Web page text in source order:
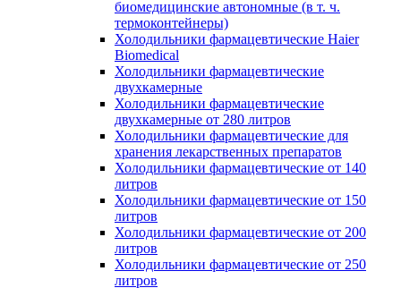
биомедицинские автономные (в т. ч.
термоконтейнеры)
Холодильники фармацевтические Haier
Biomedical
Холодильники фармацевтические
двухкамерные
Холодильники фармацевтические
двухкамерные от 280 литров
Холодильники фармацевтические для
хранения лекарственных препаратов
Холодильники фармацевтические от 140
литров
Холодильники фармацевтические от 150
литров
Холодильники фармацевтические от 200
литров
Холодильники фармацевтические от 250
литров